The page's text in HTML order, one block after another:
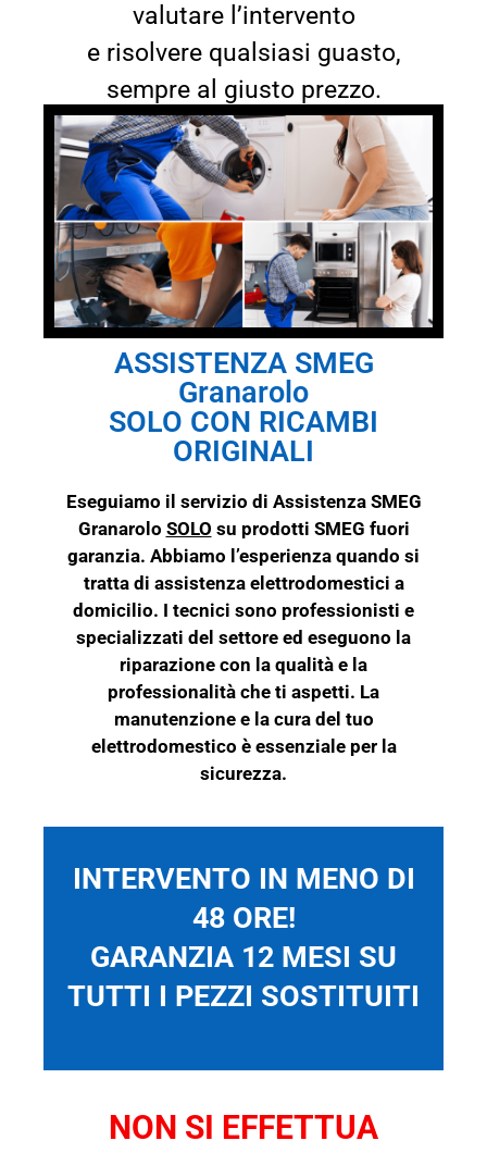
valutare l’intervento
e risolvere qualsiasi guasto,
sempre al giusto prezzo.
ASSISTENZA SMEG
Granarolo
SOLO CON RICAMBI
ORIGINALI
Eseguiamo il servizio di Assistenza SMEG
Granarolo SOLO su prodotti SMEG fuori
garanzia. Abbiamo l’esperienza quando si
tratta di assistenza elettrodomestici a
domicilio. I tecnici sono professionisti e
specializzati del settore ed eseguono la
riparazione con la qualità e la
professionalità che ti aspetti. La
manutenzione e la cura del tuo
elettrodomestico è essenziale per la
sicurezza.
INTERVENTO IN MENO DI
48 ORE!
GARANZIA 12 MESI SU
TUTTI I PEZZI SOSTITUITI
NON SI EFFETTUA